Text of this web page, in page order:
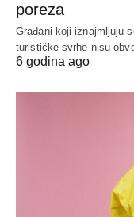
poreza
Građani koji iznajmljuju
turističke svrhe nisu
6 godina ago